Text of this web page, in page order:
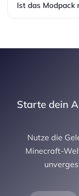
Ist das Modpack
Starte dein
Nutze die
Minecraft-